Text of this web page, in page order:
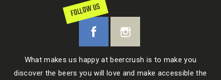
FOLLOW US
What makes us happy at beercrush is to make you
discover the beers you will love and make accessible the